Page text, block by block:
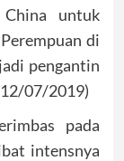
untuk
di
pengantin
12/07/2019)
pada
intensnya